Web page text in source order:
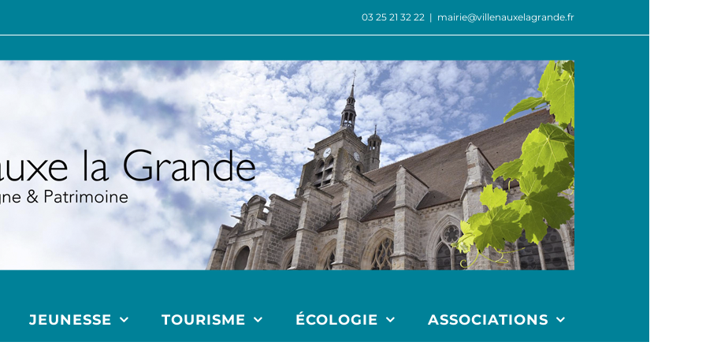
03 25 21 32 22 | mairie@villenauxelagrande.fr
JEUNESSE TOURISME ÉCOLOGIE ASSOCIATIONS